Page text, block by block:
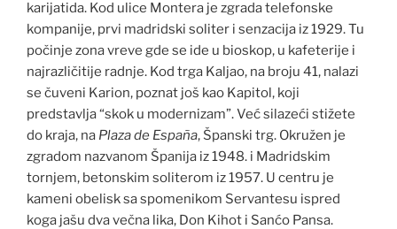
karijatida. Kod ulice Montera je zgrada telefonske
kompanije, prvi madridski soliter i senzacija iz 1929. Tu
počinje zona vreve gde se ide u bioskop, u kafeterije i
najrazličitije radnje. Kod trga Kaljao, na broju 41, nalazi
se čuveni Karion, poznat još kao Kapitol, koji
predstavlja “skok u modernizam”. Već silazeći stižete
do kraja, na Plaza de España, Španski trg. Okružen je
zgradom nazvanom Španija iz 1948. i Madridskim
tornjem, betonskim soliterom iz 1957. U centru je
kameni obelisk sa spomenikom Servantesu ispred
koga jašu dva večna lika, Don Kihot i Sanćo Pansa.